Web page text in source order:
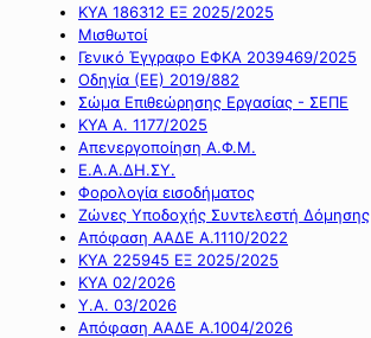
ΚΥΑ 186312 ΕΞ 2025/2025
Μισθωτοί
Γενικό Έγγραφο ΕΦΚΑ 2039469/2025
Οδηγία (ΕΕ) 2019/882
Σώμα Επιθεώρησης Εργασίας - ΣΕΠΕ
ΚΥΑ Α. 1177/2025
Απενεργοποίηση Α.Φ.Μ.
Ε.Α.Α.ΔΗ.ΣΥ.
Φορολογία εισοδήματος
Ζώνες Υποδοχής Συντελεστή Δόμησης
Απόφαση ΑΑΔΕ Α.1110/2022
ΚΥΑ 225945 ΕΞ 2025/2025
ΚΥΑ 02/2026
Υ.Α. 03/2026
Απόφαση ΑΑΔΕ Α.1004/2026